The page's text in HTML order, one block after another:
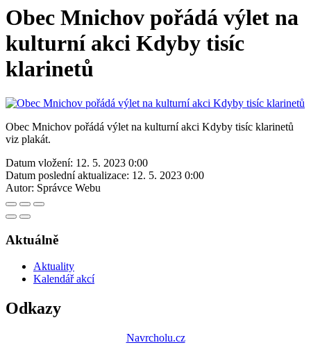
Obec Mnichov pořádá výlet na
kulturní akci Kdyby tisíc
klarinetů
Obec Mnichov pořádá výlet na kulturní akci Kdyby tisíc klarinetů
viz plakát.
Datum vložení: 12. 5. 2023 0:00
Datum poslední aktualizace: 12. 5. 2023 0:00
Autor: Správce Webu
Aktuálně
Aktuality
Kalendář akcí
Odkazy
Navrcholu.cz